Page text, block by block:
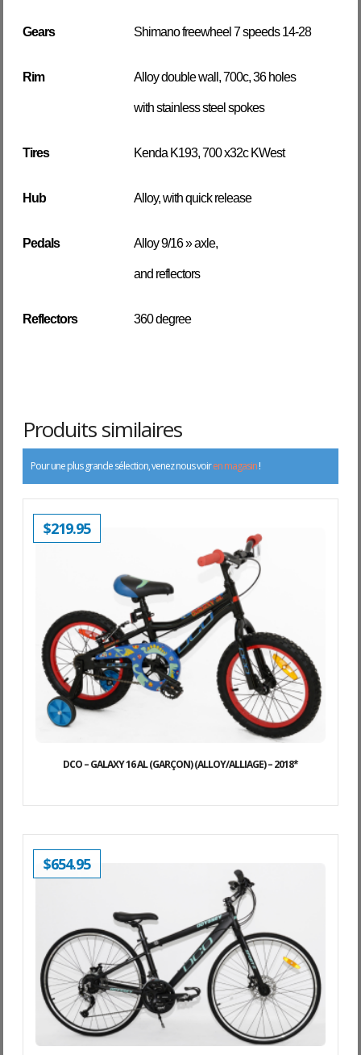
Gears Shimano freewheel 7 speeds 14-28
Rim Alloy double wall, 700c, 36 holes
with stainless steel spokes
Tires Kenda K193, 700 x32c KWest
Hub Alloy, with quick release
Pedals Alloy 9/16 » axle,
and reflectors
Reflectors 360 degree
Produits similaires
Pour une plus grande sélection, venez nous voiren magasin!
DCO – GALAXY 16 AL (GARÇON) (ALLOY/ALLIAGE) – 2018*
$219.95
$654.95